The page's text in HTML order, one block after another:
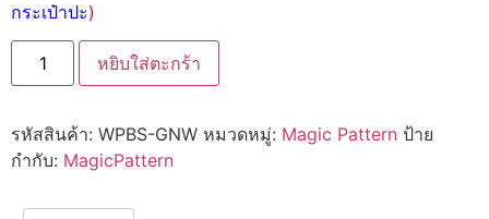
กระเป๋าปะ)
หยิบใส่ตะกร้า
รหัสสินค้า: WPBS-GNW หมวดหมู่: Magic Pattern ป้าย
กำกับ: MagicPattern